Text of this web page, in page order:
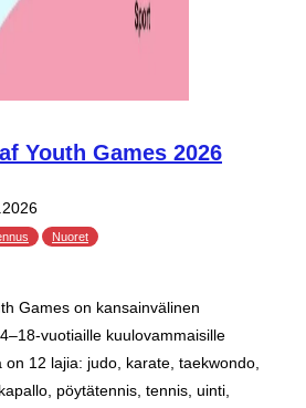
Youth Games 2026
Nuoret
Games on kansainvälinen
vuotiaille kuulovammaisille
on 12 lajia: judo, karate, taekwondo,
pöytätennis, tennis, uinti,